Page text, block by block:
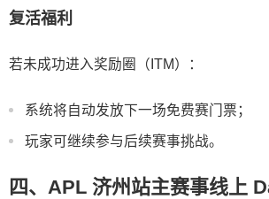
复活福利
若未成功进入奖励圈（ITM）：
系统将自动发放下一场免费赛门票；
玩家可继续参与后续赛事挑战。
四、APL 济州站主赛事线上